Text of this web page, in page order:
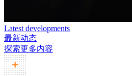
Latest developments
最新动态
探索更多内容